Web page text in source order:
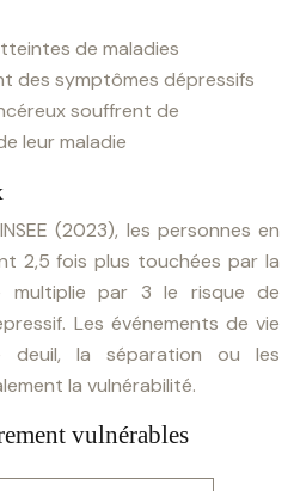
de maladies
des symptômes dépressifs
souffrent de
leur maladie
(2023), les personnes en
2,5 fois plus touchées par la
multiplie par 3 le risque de
Les événements de vie
deuil, la séparation ou les
la vulnérabilité.
vulnérables